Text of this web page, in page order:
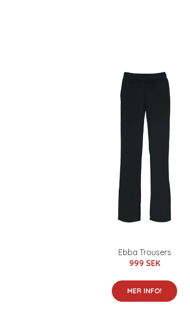
Ebba Trousers
999 SEK
MER INFO!